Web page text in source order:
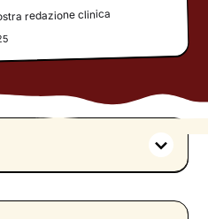
redazione clinica
comunitaria
modelli teorici della